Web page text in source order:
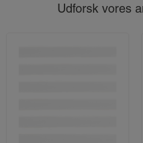
Udforsk vores